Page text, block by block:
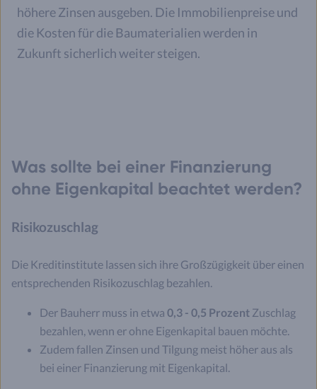
höhere Zinsen ausgeben. Die Immobilienpreise und
die Kosten für die Baumaterialien werden in
Zukunft sicherlich weiter steigen.
Was sollte bei einer Finanzierung
ohne Eigenkapital beachtet werden?
Risikozuschlag
Die Kreditinstitute lassen sich ihre Großzügigkeit über einen
entsprechenden Risikozuschlag bezahlen.
Der Bauherr muss in etwa 0,3 - 0,5 Prozent Zuschlag
bezahlen, wenn er ohne Eigenkapital bauen möchte.
Zudem fallen Zinsen und Tilgung meist höher aus als
bei einer Finanzierung mit Eigenkapital.